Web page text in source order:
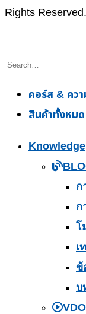
Rights Reserved.
คอร์ส & คว
สินค้าทั้งหมด
Knowledge
ก
ก
โ
เ
ข้
บ
VDO